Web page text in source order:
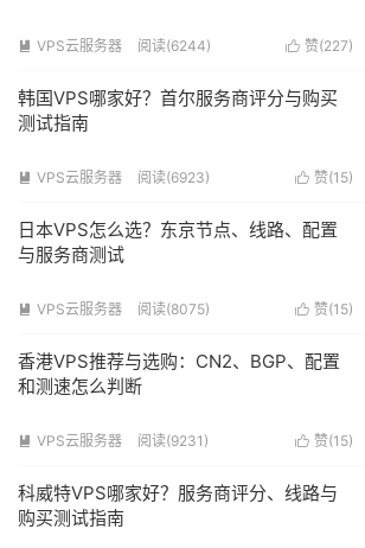
 赞(227)
 VPS云服务器 阅读(6244)
韩国VPS哪家好？首尔服务商评分与购买
测试指南
 赞(15)
 VPS云服务器 阅读(6923)
日本VPS怎么选？东京节点、线路、配置
与服务商测试
 赞(15)
 VPS云服务器 阅读(8075)
香港VPS推荐与选购：CN2、BGP、配置
和测速怎么判断
 赞(15)
 VPS云服务器 阅读(9231)
科威特VPS哪家好？服务商评分、线路与
购买测试指南